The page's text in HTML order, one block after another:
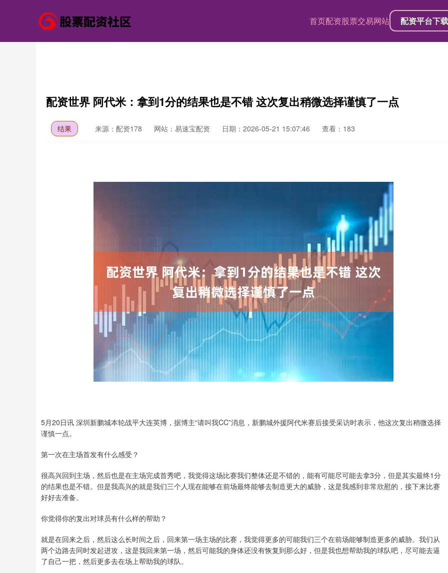
首页配资股票交易网站 配资平台下载
配资世界 阿代米：拿到1分的结果也是不错 这次复出稍微选择谨慎了一点
结果 来源：配资178 网站：易速宝配资 日期：2026-05-21 15:07:46 查看：183
5月20日讯 深圳新鹏城本轮战平大连英博，据博主“请叫我CC”消息，新鹏城外援阿代米赛后接受采访时表示，他这次复出稍微选择
谨慎一点。
第一次在主场首发有什么感受？
很高兴回到主场，然后也是在主场完成首秀吧，我觉得这场比赛我们整体还是不错的，能有可能尽可能去拿3分，但是其实最终1分
的结果也是不错。但是我高兴的就是我们三个人现在能够在前场最终能够去制造更大的威胁，这是我感到非常欣慰的，接下来比赛
好好去准备。
你觉得你的复出对球员有什么样的帮助？
就是在回来之后，然后这么长时间之后，回来第一场主场的比赛，我觉得更多的可能我们三个在前场能够制造更多的威胁。我们从
两个边路去同时发起进攻，这是我回来第一场，然后可能我的身体还没有恢复到那么好，但是我也想帮助我的球队吧，尽可能去逼
了自己一把，然后更多去在场上帮助我的球队。